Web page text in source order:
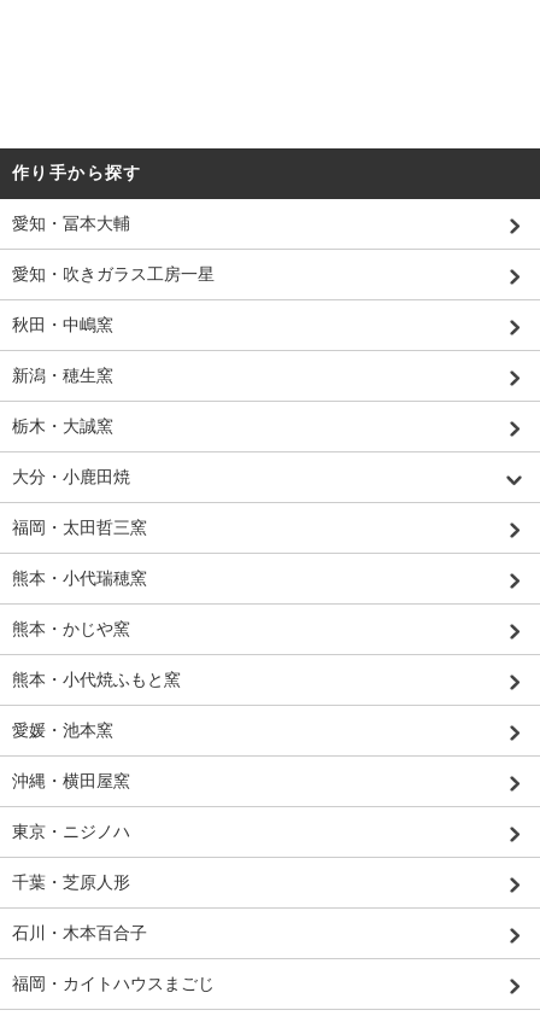
作り手から探す
愛知・冨本大輔
愛知・吹きガラス工房一星
秋田・中嶋窯
新潟・穂生窯
栃木・大誠窯
大分・小鹿田焼
福岡・太田哲三窯
熊本・小代瑞穂窯
熊本・かじや窯
熊本・小代焼ふもと窯
愛媛・池本窯
沖縄・横田屋窯
東京・ニジノハ
千葉・芝原人形
石川・木本百合子
福岡・カイトハウスまごじ